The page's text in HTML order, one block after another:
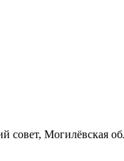
совет, Могилёвская